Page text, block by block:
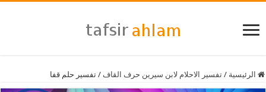
الرئيسية / تفسير الاحلام لابن سيرين حرف القاف / تفسير حلم قفا